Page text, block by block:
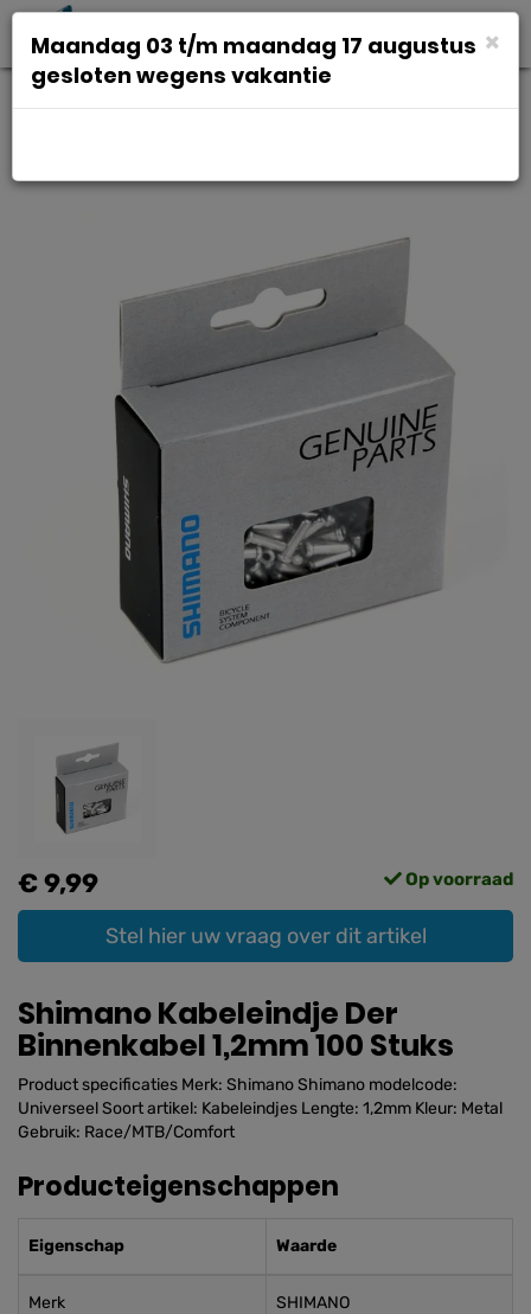
€ 9,99 Op voorraad
Stel hier uw vraag over dit artikel
Shimano Kabeleindje Der
Binnenkabel 1,2mm 100 Stuks
Product specificaties Merk: Shimano Shimano modelcode:
Universeel Soort artikel: Kabeleindjes Lengte: 1,2mm Kleur: Metal
Gebruik: Race/MTB/Comfort
Producteigenschappen
Eigenschap Waarde
Merk SHIMANO
×
Maandag 03 t/m maandag 17 augustus
gesloten wegens vakantie